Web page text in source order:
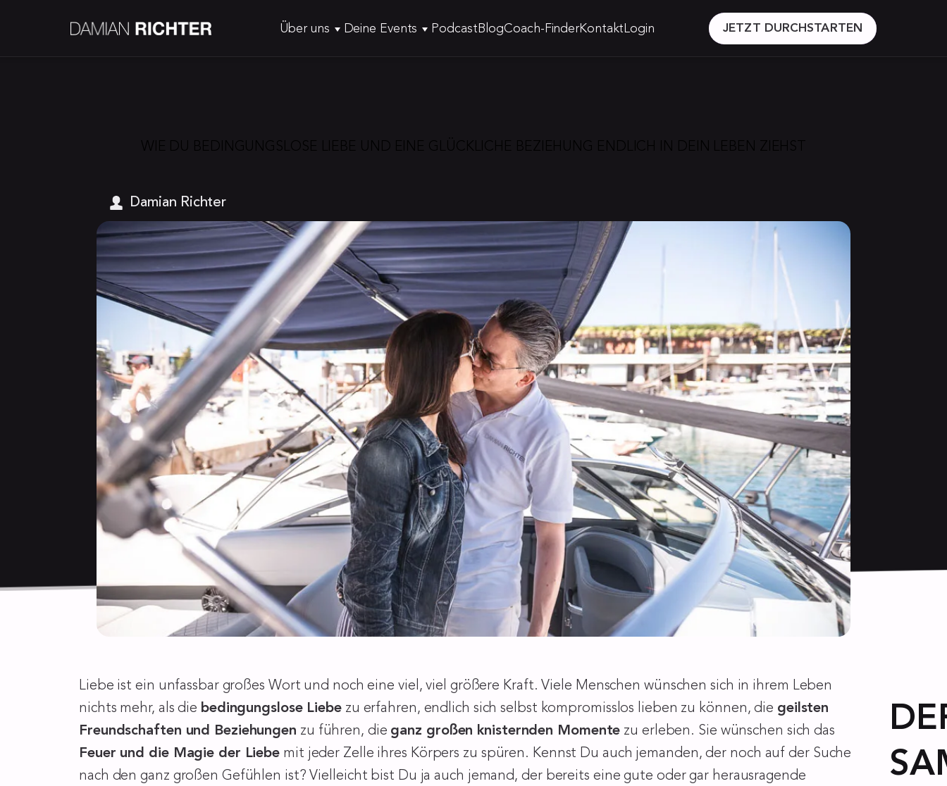
Über uns Deine Events Podcast BlogCoach-FinderKontakt Login JETZT DURCHSTARTEN
Damian Richter
Liebe ist ein unfassbar großes Wort und noch eine viel, viel größere Kraft. Viele Menschen wünschen sich in ihrem Leben
nichts mehr, als die bedingungslose Liebezu erfahren, endlich sich selbst kompromisslos lieben zu können, die geilsten
Freundschaften und Beziehungen zu führen, die ganz großen knisternden Momente zu erleben. Sie wünschen sich das
Feuer und die Magie der Liebe mit jeder Zelle ihres Körpers zu spüren. Kennst Du auch jemanden, der noch auf der Suche
nach den ganz großen Gefühlen ist? Vielleicht bist Du ja auch jemand, der bereits eine gute oder gar herausragende